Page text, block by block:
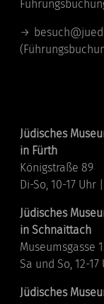
Jüdisches
in Fürth
Königstraße 89
Di-So, 10-17 Uhr
Jüdisches
in Schnaittach
Museumsgasse
Sa und So, 12-
Jüdisches